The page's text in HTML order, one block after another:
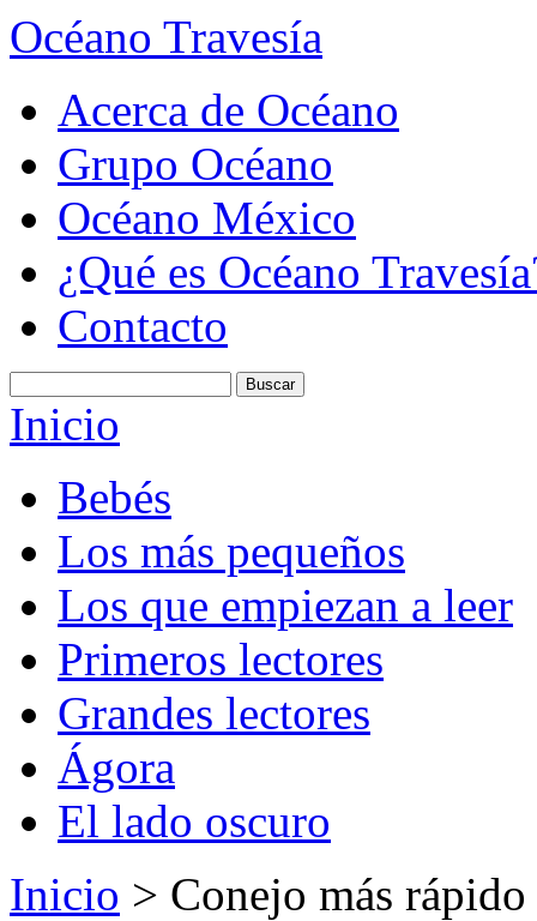
Océano Travesía
Acerca de Océano
Grupo Océano
Océano México
¿Qué es Océano
Contacto
Inicio
Bebés
Los más pequeños
Los que empiezan a leer
Primeros lectores
Grandes lectores
Ágora
El lado oscuro
Inicio > Conejo más